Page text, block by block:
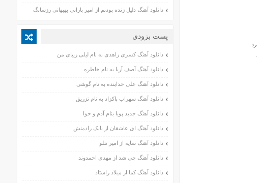
دانلود آهنگ دلیل زنده بودنم از امیر بارانی بهبهانی رزسانگ
پست بزودی
دانلود آهنگ کسری زاهدی به نام لیلی زیبای من
دانلود آهنگ آصف آریا به نام خاطره
دانلود آهنگ علی خدابنده به نام گوشی
دانلود آهنگ سهراب پاکزاد به نام تزریق
دانلود آهنگ جدید پویا بنام آدم و حوا
دانلود آهنگ ای عاشقان از بابک رادمنش
دانلود آهنگ سایه از امیر تتلو
دانلود آهنگ چی شد از مهدی احمدوند
دانلود آهنگ کما از میلاد راستاد